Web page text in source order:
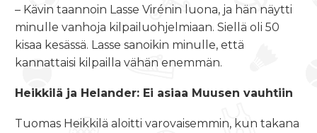
– Kävin taannoin Lasse Virénin luona, ja hän näytti
minulle vanhoja kilpailuohjelmiaan. Siellä oli 50
kisaa kesässä. Lasse sanoikin minulle, että
kannattaisi kilpailla vähän enemmän.
Heikkilä ja Helander: Ei asiaa Muusen vauhtiin
Tuomas Heikkilä aloitti varovaisemmin, kun takana